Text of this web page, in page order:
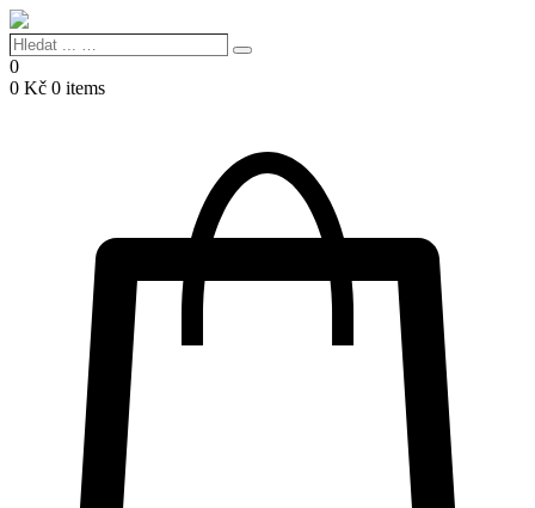
Hledat
...
…
Search
0
0 Kč 0 items